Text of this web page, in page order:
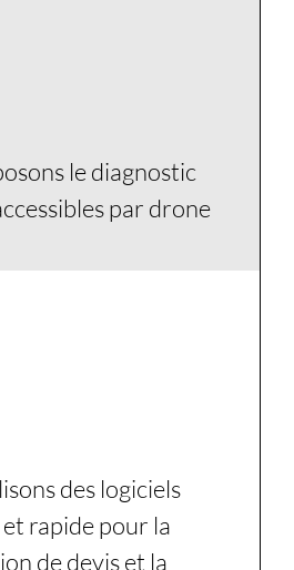
le diagnostic
par drone
des logiciels
rapide pour la
de devis et la